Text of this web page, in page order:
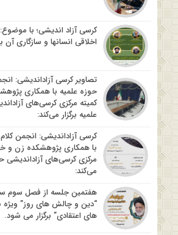
کرسی آزاد اندیشی؛ با
اخلاقی انسانها و سازگاری آن
تصاویر کرسی آزاداندیشی:
حوزه علمیه با همکاری
کمیته مرکزی کرسی‌های
علمیه برگزار می‌کند:
کرسی آزاداندیشی: انجمن
با همکاری پژوهشکده زن و
مرکزی کرسی‌های آزاداندیشی
می‌کند:
هفتمین جلسه از فصل سوم
“دین و چالش های روز” ویژه
های اعتقادی” برگزار می شود.